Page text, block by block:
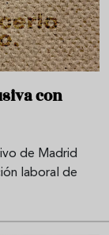
con
de Madrid
laboral de